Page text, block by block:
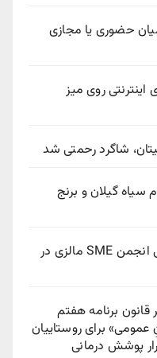
حضوری یا مجازی
روی میز
شاگرد رحمتی شد
گیلان و برنج
محمدرضا باقری مدیر روابط عمومی انجمن SME مالزی در
برنامه هفتم
عمومی» برای روستاییان
پوشش درمانی